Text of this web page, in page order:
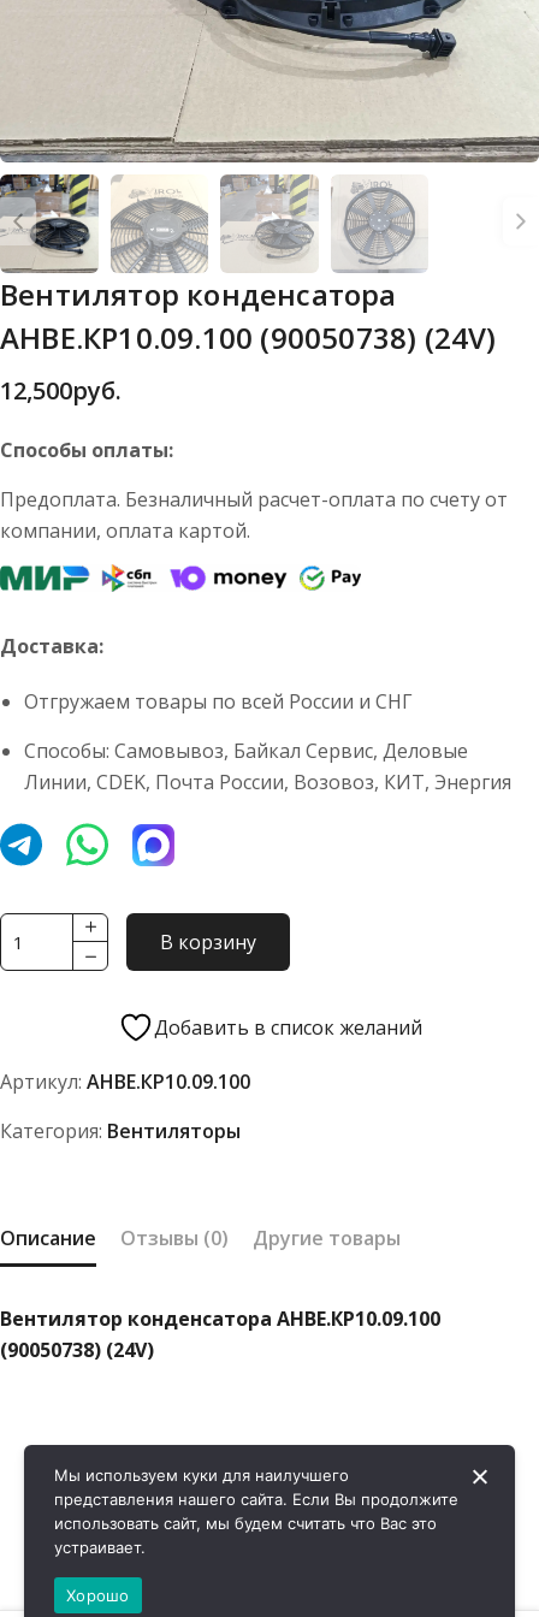
Вентилятор конденсатора
АНВЕ.КР10.09.100 (90050738) (24V)
12,500руб.
Способы оплаты:
Предоплата. Безналичный расчет-оплата по счету от
компании, оплата картой.
Доставка:
Отгружаем товары по всей России и СНГ
Способы: Самовывоз, Байкал Сервис, Деловые
Линии, CDEK, Почта России, Возовоз, КИТ, Энергия
Количество
товара
конденсатора
(90050738)
В корзину
Добавить в список желаний
Артикул: АНВЕ.КР10.09.100
Категория: Вентиляторы
Описание Отзывы (0) Другие товары
Вентилятор конденсатора АНВЕ.КР10.09.100
(90050738) (24V)
Мы используем куки для наилучшего
представления нашего сайта. Если Вы продолжите
использовать сайт, мы будем считать что Вас это
устраивает.
Хорошо